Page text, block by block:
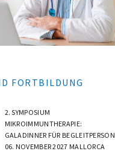
FORTBILDUNG
2. SYMPOSIUM
MIKROIMMUNTHERAPIE:
GALADINNER FÜR BEGLEITPERSON,
06. NOVEMBER 2027 MALLORCA